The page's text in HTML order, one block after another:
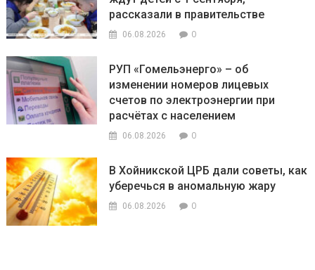
рассказали в правительстве
06.08.2026 0
РУП «Гомельэнерго» – об
изменении номеров лицевых
счетов по электроэнергии при
расчётах с населением
06.08.2026 0
В Хойникской ЦРБ дали советы, как
уберечься в аномальную жару
06.08.2026 0